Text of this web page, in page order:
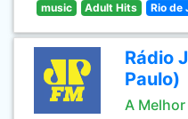
music Adult Hits Rio de
Rádio
Paulo)
A